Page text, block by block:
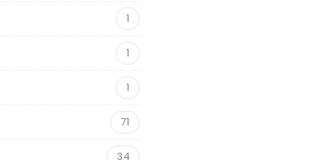
1
1
1
71
34